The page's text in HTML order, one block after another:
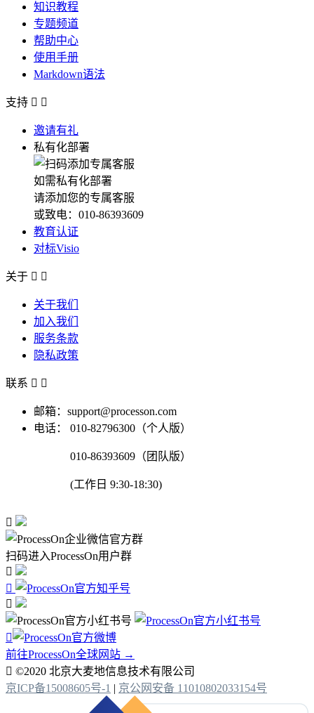
知识教程
专题频道
帮助中心
使用手册
Markdown语法
支持  
邀请有礼
私有化部署
如需私有化部署
请添加您的专属客服
或致电：010-86393609
教育认证
对标Visio
关于  
关于我们
加入我们
服务条款
隐私政策
联系  
邮箱：support@processon.com
电话：
010-82796300（个人版）
010-86393609（团队版）
(工作日 9:30-18:30)

扫码进入ProcessOn用户群




前往ProcessOn全球网站 →
 ©2020 北京大麦地信息技术有限公司
京ICP备15008605号-1 | 京公网安备 11010802033154号